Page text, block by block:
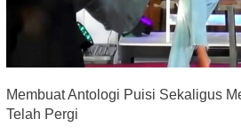
Membuat Antologi Puisi Sekaligus
Telah Pergi